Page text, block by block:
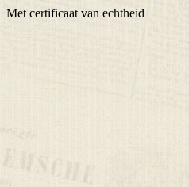
Met certificaat van echtheid